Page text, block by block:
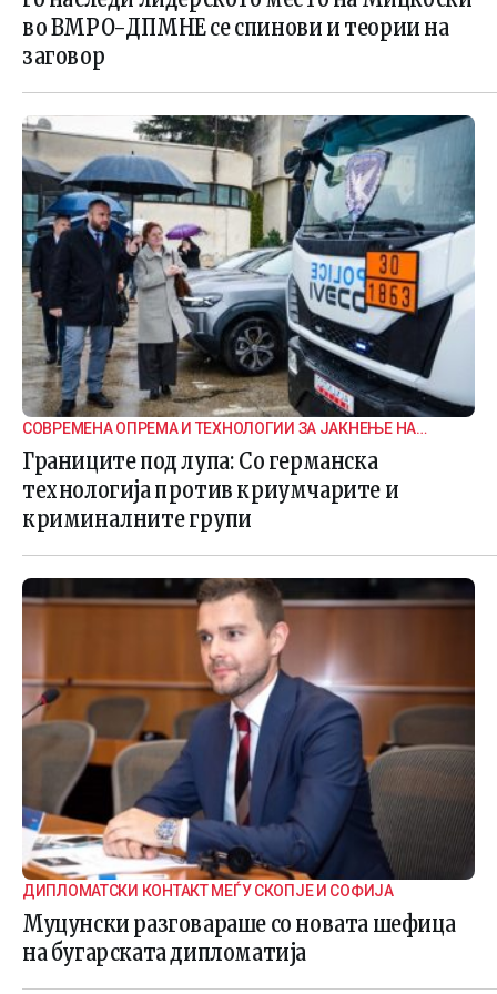
во ВМРО-ДПМНЕ се спинови и теории на
заговор
СОВРЕМЕНА ОПРЕМА И ТЕХНОЛОГИИ ЗА ЈАКНЕЊЕ НА
ГРАНИЧНАТА БЕЗБЕДНОСТ
Границите под лупа: Со германска
технологија против криумчарите и
криминалните групи
ДИПЛОМАТСКИ КОНТАКТ МЕЃУ СКОПЈЕ И СОФИЈА
Муцунски разговараше со новата шефица
на бугарската дипломатија